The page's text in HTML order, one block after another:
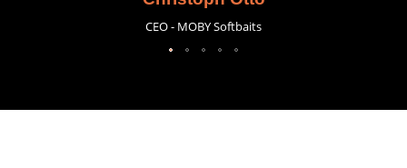
CEO - MOBY Softbaits